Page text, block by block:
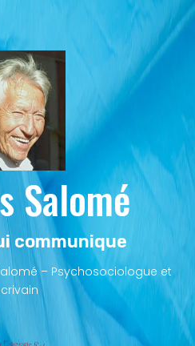
Salomé
communique
– Psychosociologue et